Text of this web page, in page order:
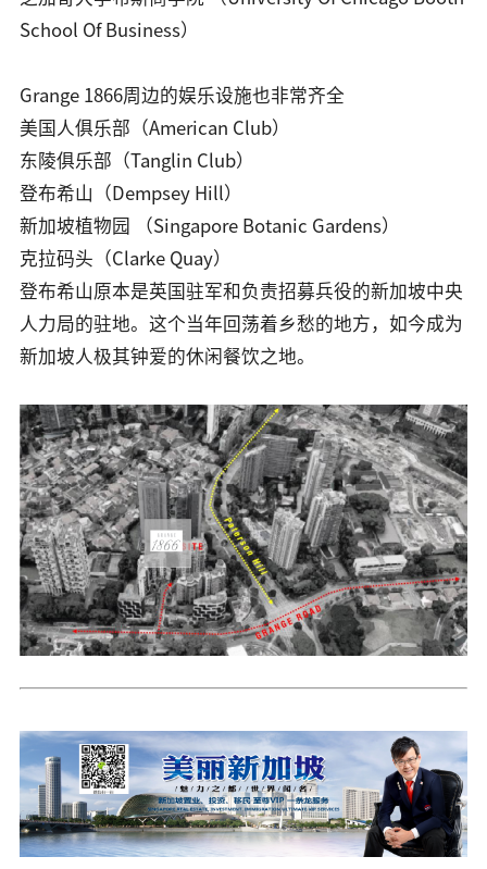
School Of Business）
Grange 1866周边的娱乐设施也非常齐全
美国人俱乐部（American Club）
东陵俱乐部（Tanglin Club）
登布希山（Dempsey Hill）
新加坡植物园 （Singapore Botanic Gardens）
克拉码头（Clarke Quay）
登布希山原本是英国驻军和负责招募兵役的新加坡中央
人力局的驻地。这个当年回荡着乡愁的地方，如今成为
新加坡人极其钟爱的休闲餐饮之地。